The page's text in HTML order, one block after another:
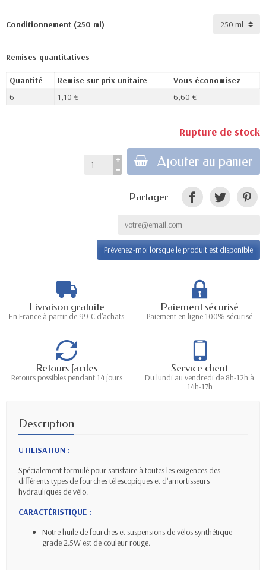
Conditionnement (250 ml)
Remises quantitatives
Quantité Remise sur prix unitaire
Vous économisez
6
1,10 € 6,60 €
Rupture de stock
Ajouter au panier
Partager
Prévenez-moi lorsque le produit est disponible
Livraison gratuite
En France à partir de 99 € d'achats
Paiement sécurisé
Paiement en ligne 100% sécurisé
Retours faciles
Retours possibles pendant 14 jours
Service client
Du lundi au vendredi de 8h-12h à
14h-17h
Description
UTILISATION :
Spécialement formulé pour satisfaire à toutes les exigences des
différents types de fourches télescopiques et d'amortisseurs
hydrauliques de vélo.
CARACTÉRISTIQUE :
Notre huile de fourches et suspensions de vélos synthétique
grade 2.5W est de couleur rouge.